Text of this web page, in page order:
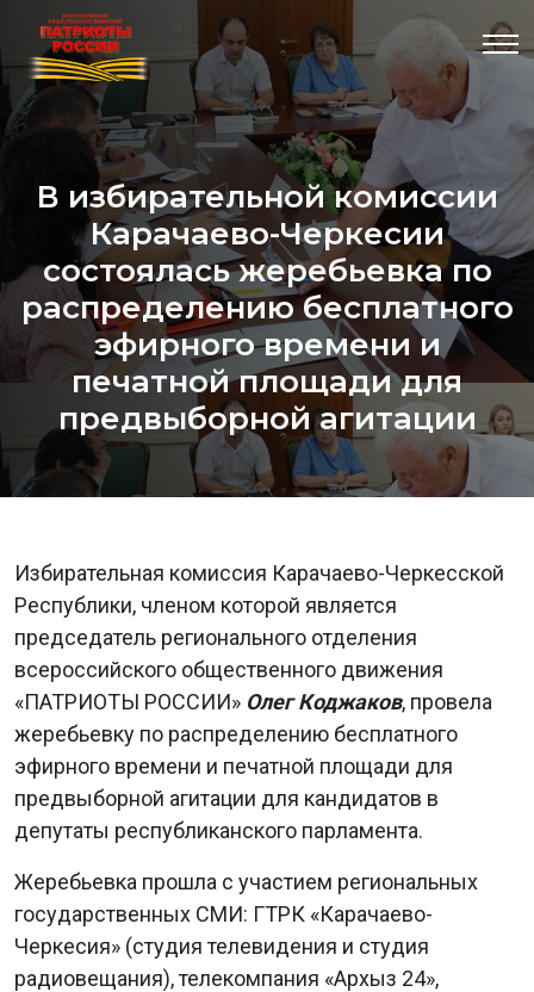
В избирательной комиссии
Карачаево-Черкесии
состоялась жеребьевка по
распределению бесплатного
эфирного времени и
печатной площади для
предвыборной агитации
Избирательная комиссия Карачаево-Черкесской
Республики, членом которой является
председатель регионального отделения
всероссийского общественного движения
«ПАТРИОТЫ РОССИИ» Олег Коджаков, провела
жеребьевку по распределению бесплатного
эфирного времени и печатной площади для
предвыборной агитации для кандидатов в
депутаты республиканского парламента.
Жеребьевка прошла с участием региональных
государственных СМИ: ГТРК «Карачаево-
Черкесия» (студия телевидения и студия
радиовещания), телекомпания «Архыз 24»,